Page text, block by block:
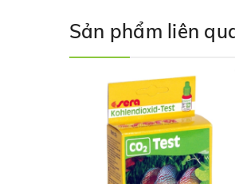
Sản phẩm liên